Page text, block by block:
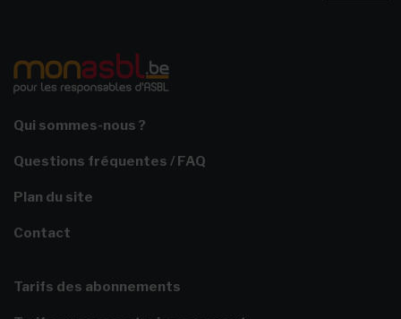
Qui sommes-nous ?
Questions fréquentes / FAQ
Plan du site
Contact
Tarifs des abonnements